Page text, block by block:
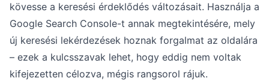
kövesse a keresési érdeklődés változásait. Használja a
Google Search Console-t annak megtekintésére, mely
új keresési lekérdezések hoznak forgalmat az oldalára
– ezek a kulcsszavak lehet, hogy eddig nem voltak
kifejezetten célozva, mégis rangsorol rájuk.